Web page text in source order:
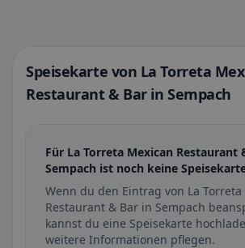
Speisekarte von La Torreta
Restaurant & Bar in Sempach
Für La Torreta Mexican Restaurant
Sempach ist noch keine
Wenn du den Eintrag von La Torreta
Restaurant & Bar in Sempach
kannst du eine Speisekarte
weitere Informationen pflegen.